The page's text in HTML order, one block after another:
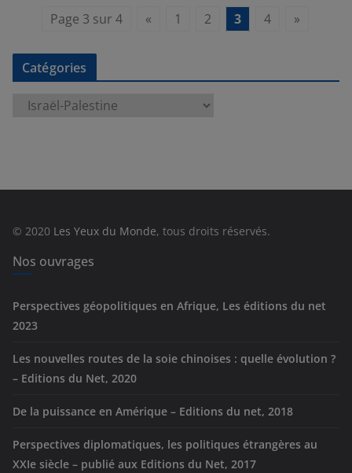
Page 3 sur 4 « 1 2 3 4 »
Catégories
e
© 2020 Les Yeux du Monde, tous droits réservés.
Nos ouvrages
Perspectives géopolitiques en Afrique, Les éditions du net
2023
Les nouvelles routes de la soie chinoises : quelle évolution ?
– Editions du Net, 2020
De la puissance en Amérique – Editions du net, 2018
Perspectives diplomatiques, les politiques étrangères au
XXIe siècle – publié aux Editions du Net, 2017